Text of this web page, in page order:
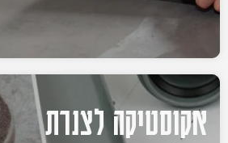
אקוסטיקה לצנרת